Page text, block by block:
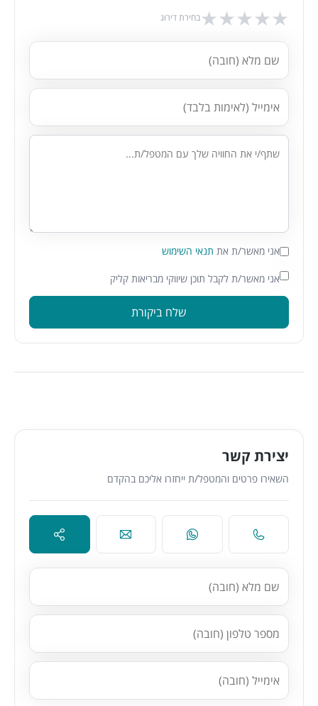
★★★★★ בחירת דירוג
אני מאשר/ת את תנאי השימוש
אני מאשר/ת לקבל תוכן שיווקי מבריאות קליק
שלח ביקורת
יצירת קשר
השאירו פרטים והמטפל/ת ייחזרו אליכם בהקדם